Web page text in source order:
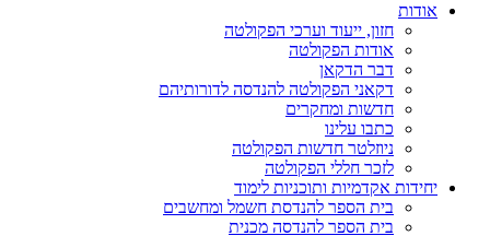
אודות
חזון, ייעוד וערכי הפקולטה
אודות הפקולטה
דבר הדקאן
דקאני הפקולטה להנדסה לדורותיהם
חדשות ומחקרים
כתבו עלינו
ניוזלטר חדשות הפקולטה
לזכר חללי הפקולטה
יחידות אקדמיות ותוכניות לימוד
בית הספר להנדסת חשמל ומחשבים
בית הספר להנדסה מכנית